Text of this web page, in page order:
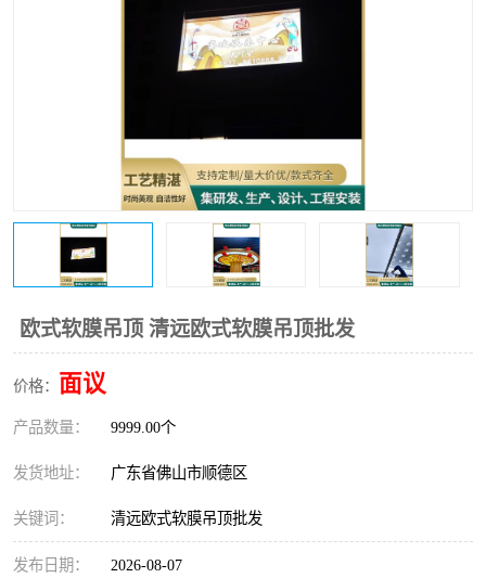
欧式软膜吊顶 清远欧式软膜吊顶批发
价格： 面议
产品数量： 9999.00个
发货地址： 广东省佛山市顺德区
关键词： 清远欧式软膜吊顶批发
发布日期： 2026-08-07